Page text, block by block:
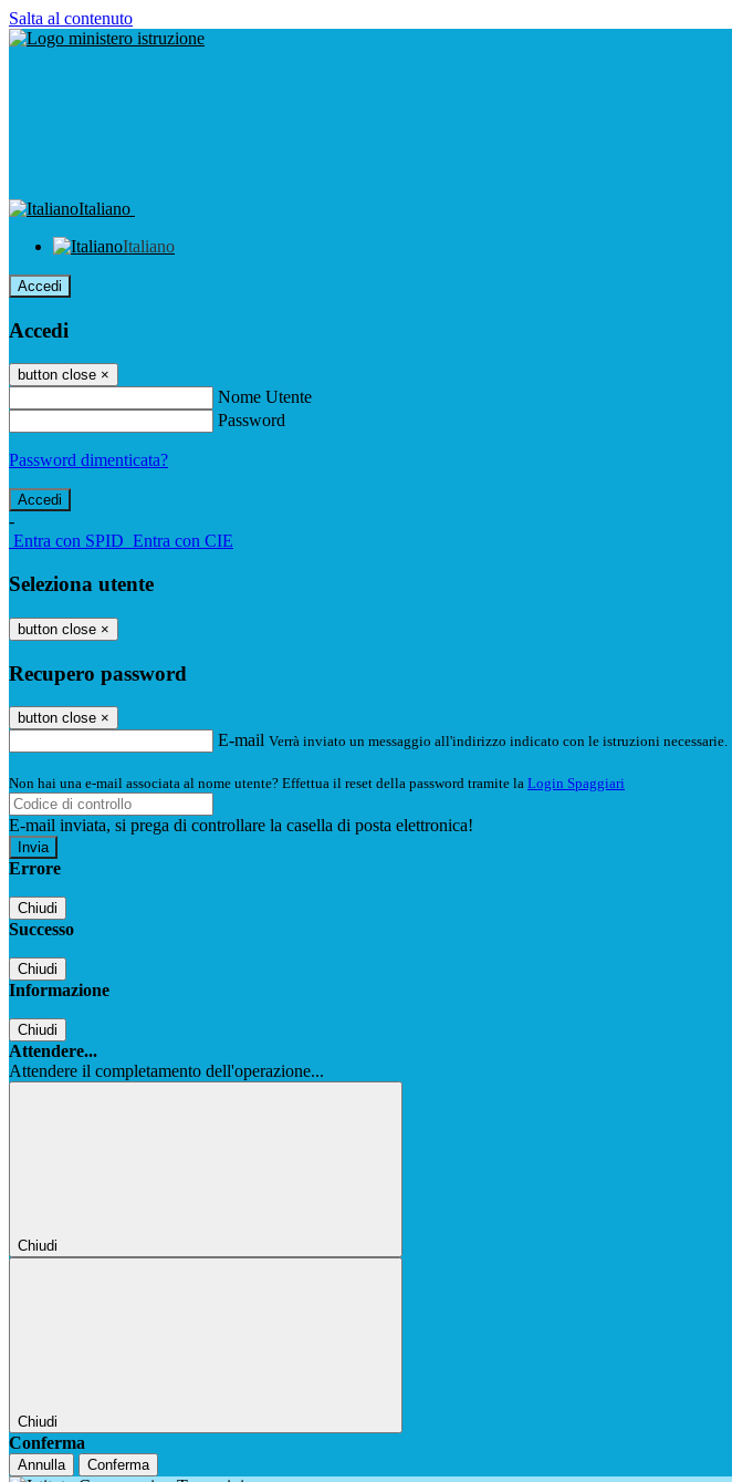
Salta al contenuto
Italiano
Italiano
Accedi
Accedi
button close ×
Nome Utente
Password
Password dimenticata?
-
Entra con SPID Entra con CIE
Seleziona utente
button close ×
Recupero password
button close ×
E-mail Verrà inviato un messaggio all'indirizzo indicato con le istruzioni necessarie.
Non hai una e-mail associata al nome utente? Effettua il reset della password tramite la Login Spaggiari
E-mail inviata, si prega di controllare la casella di posta elettronica!
Errore
Chiudi
Successo
Chiudi
Informazione
Chiudi
Attendere...
Attendere il completamento dell'operazione...
Chiudi
Chiudi
Conferma
Annulla Conferma